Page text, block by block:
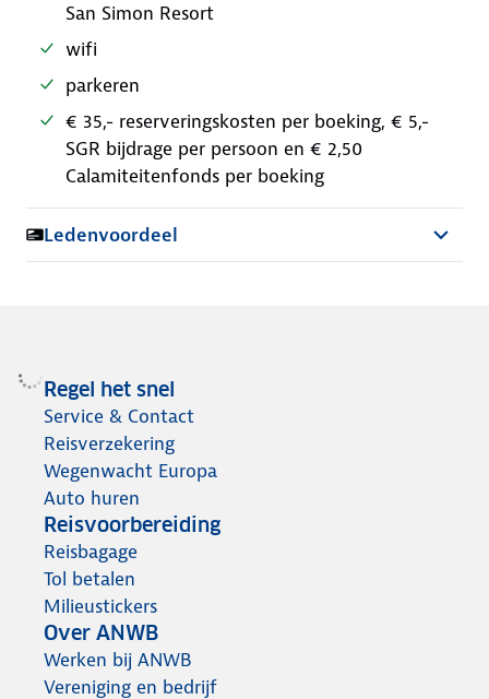
San Simon Resort
wifi
parkeren
€ 35,- reserveringskosten per boeking, € 5,-
SGR bijdrage per persoon en € 2,50
Calamiteitenfonds per boeking
Ledenvoordeel
Regel het snel
Service & Contact
Reisverzekering
Wegenwacht Europa
Auto huren
Reisvoorbereiding
Reisbagage
Tol betalen
Milieustickers
Over ANWB
Werken bij ANWB
Vereniging en bedrijf